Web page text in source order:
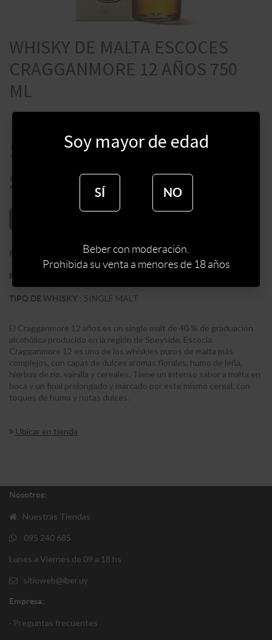
WHISKY DE MALTA ESCOCES
CRAGGANMORE 12 AÑOS 750
ML
$ 3490
$
PAIS
MARCA DE WHISKY
TIPO DE WHISKY : SINGLE MALT
El Cragganmore 12 años es un single malt de 40 % de graduación
alcohólica producido en la región de Speyside, Escocia.
Cragganmore 12 es uno de los whiskies puros de malta más
complejos, con capas de dulces aromas florales, humo de leña,
hierbas de río, vainilla y cereales. Tiene un intenso sabor a malta en
boca y un final prolongado y marcado por este mismo cereal, con
toques de humo y notas dulces.
Ubicar en tienda
Nosotros:
Nuestras Tiendas
095 240 685
Lunes a Viernes de 09 a 18 hs
sitioweb@iber.uy
Empresa:
· Preguntas frecuentes
Soy mayor de edad
SÍ NO
Beber con moderación.
Prohibida su venta a menores de 18 años